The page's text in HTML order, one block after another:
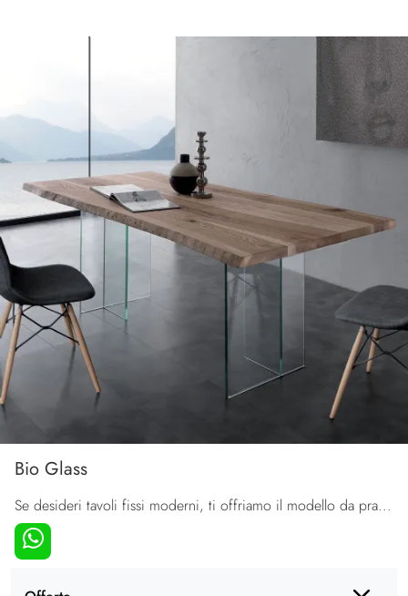
Bio Glass
Se desideri tavoli fissi moderni, ti offriamo il modello da pranzo in legno Bio Glass della marca La Seggiola.